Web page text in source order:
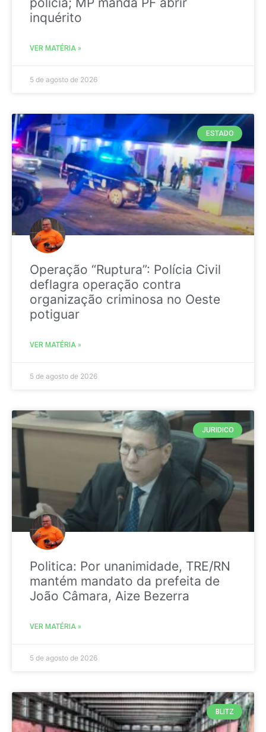
inquérito
VER MATÉRIA »
5 de agosto de 2026
ESTADO
Operação “Ruptura”: Polícia Civil
deflagra operação contra
organização criminosa no Oeste
potiguar
VER MATÉRIA »
5 de agosto de 2026
JURIDICO
Politica: Por unanimidade, TRE/RN
mantém mandato da prefeita de
João Câmara, Aize Bezerra
VER MATÉRIA »
5 de agosto de 2026
BLITZ